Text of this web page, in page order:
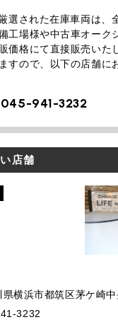
選された在庫車両は、
工場様や中古車オーク
価格にて直接販売いた
すので、以下の店舗に
045-941-3232
店舗
県横浜市都筑区茅ケ崎
3232